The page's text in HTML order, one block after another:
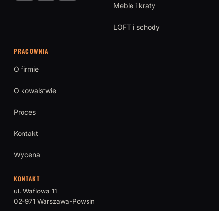
Meble i kraty
LOFT i schody
PRACOWNIA
O firmie
O kowalstwie
Proces
Kontakt
Wycena
KONTAKT
ul. Waflowa 11
02-971 Warszawa-Powsin